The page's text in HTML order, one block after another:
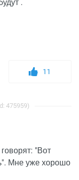
.
11
475959)
"Вот
Мне уже хорошо